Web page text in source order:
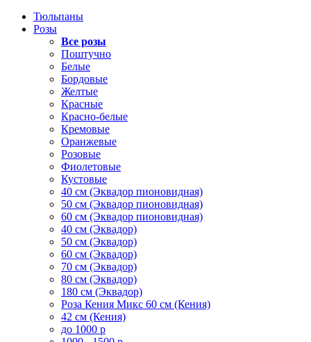
Тюльпаны
Розы
Все розы
Поштучно
Белые
Бордовые
Желтые
Красные
Красно-белые
Кремовые
Оранжевые
Розовые
Фиолетовые
Кустовые
40 см (Эквадор пионовидная)
50 см (Эквадор пионовидная)
60 см (Эквадор пионовидная)
40 см (Эквадор)
50 см (Эквадор)
60 см (Эквадор)
70 см (Эквадор)
80 см (Эквадор)
180 см (Эквадор)
Роза Кения Микс 60 см (Кения)
42 см (Кения)
до 1000 р